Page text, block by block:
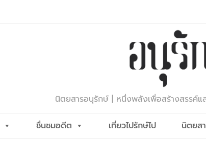
นิตยสารอนุรักษ์ | หนึ่งพลังเพื่อสร้างสรรค์
ชื่นชมอดีต เที่ยวไปรักษ์ไป นิตยส